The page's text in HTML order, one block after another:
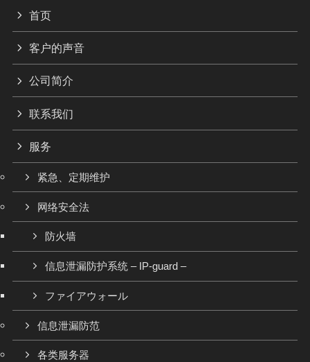
首页
客户的声音
公司简介
联系我们
服务
紧急、定期维护
网络安全法
防火墙
信息泄漏防护系统 – IP-guard –
ファイアウォール
信息泄漏防范
各类服务器